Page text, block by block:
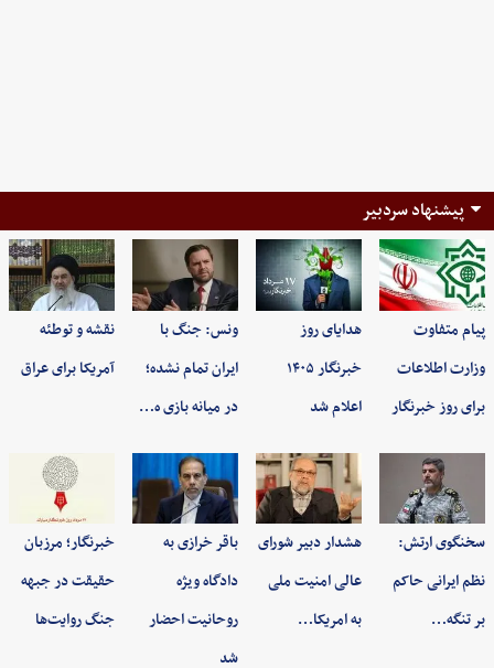
پیشنهاد سردبیر
پیام متفاوت
وزارت اطلاعات
برای روز خبرنگار
هدایای روز
خبرنگار ۱۴۰۵
اعلام شد
ونس: جنگ با
ایران تمام نشده؛
در میانه بازی ه…
نقشه و توطئه
آمریکا برای عراق
سخنگوی ارتش:
نظم ایرانی حاکم
بر تنگه…
هشدار دبیر شورای
عالی امنیت ملی
به امریکا…
باقر خرازی به
دادگاه ویژه
روحانیت احضار
شد
خبرنگار؛ مرزبان
حقیقت در جبهه
جنگ روایت‌ها